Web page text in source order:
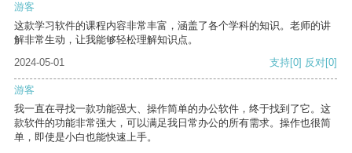
游客
这款学习软件的课程内容非常丰富，涵盖了各个学科的知识。老师的讲
解非常生动，让我能够轻松理解知识点。
2024-05-01
支持[0] 反对[0]
游客
我一直在寻找一款功能强大、操作简单的办公软件，终于找到了它。这
款软件的功能非常强大，可以满足我日常办公的所有需求。操作也很简
单，即使是小白也能快速上手。